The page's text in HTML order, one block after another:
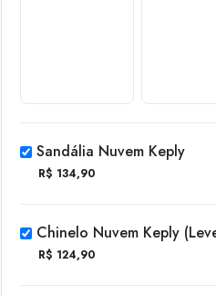
Sandália Nuvem Keply
R$ 134,90
Chinelo Nuvem Keply
R$ 124,90